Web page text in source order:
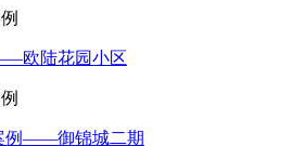
欧陆花园小区